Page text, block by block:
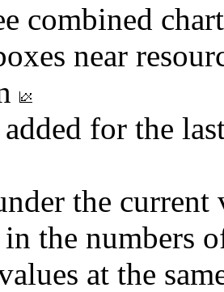
combined
near
added for the
the
the numbers
at the